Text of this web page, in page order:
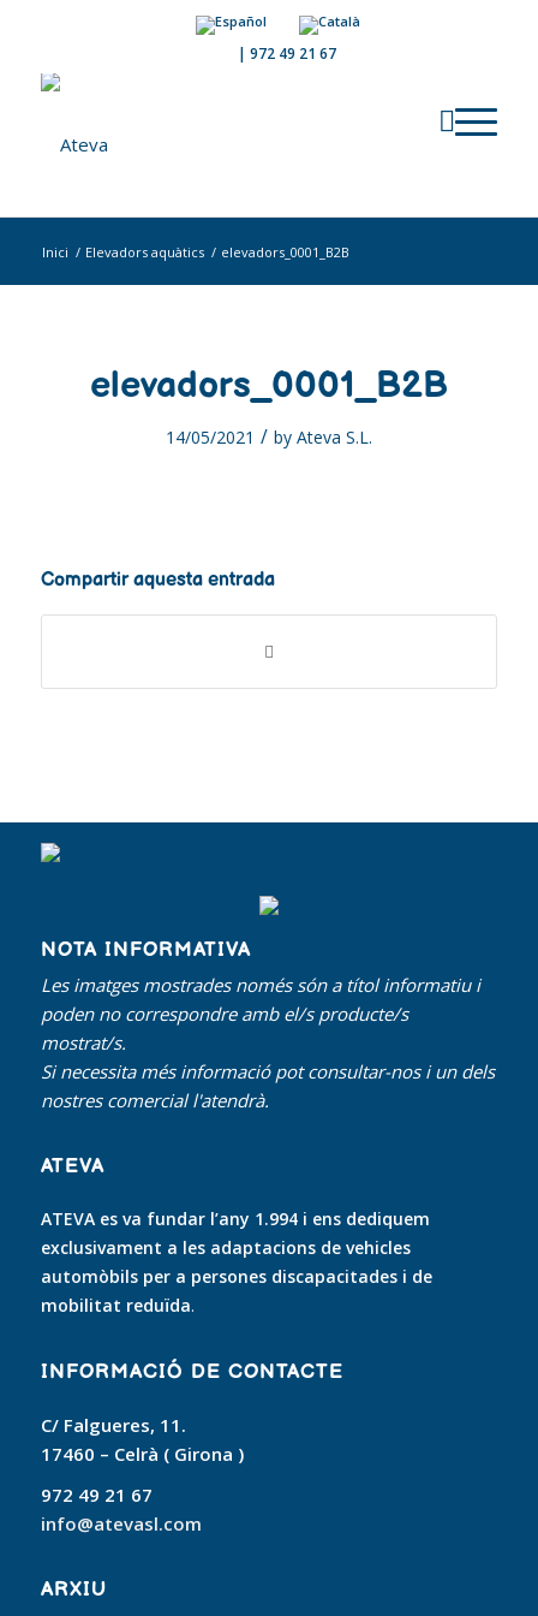
| 972 49 21 67
Inici / Elevadors aquàtics / elevadors_0001_B2B
elevadors_0001_B2B
14/05/2021 / by Ateva S.L.
Compartir aquesta entrada
NOTA INFORMATIVA
Les imatges mostrades només són a títol informatiu i
poden no correspondre amb el/s producte/s
mostrat/s.
Si necessita més informació pot consultar-nos i un dels
nostres comercial l'atendrà.
ATEVA
ATEVA es va fundar l’any 1.994 i ens dediquem
exclusivament a les adaptacions de vehicles
automòbils per a persones discapacitades i de
mobilitat reduïda.
INFORMACIÓ DE CONTACTE
C/ Falgueres, 11.
17460 – Celrà ( Girona )
972 49 21 67
info@atevasl.com
ARXIU